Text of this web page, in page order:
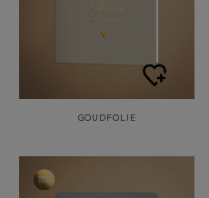
GOUDFOLIE